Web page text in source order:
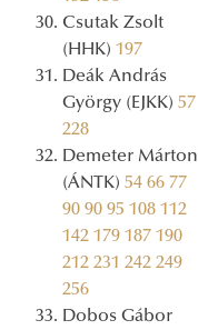
Csutak Zsolt
(HHK) 197
Deák András
György (EJKK) 57
228
Demeter Márton
(ÁNTK) 54 66 77
90 90 95 108 112
142 179 187 190
212 231 242 249
256
Dobos Gábor